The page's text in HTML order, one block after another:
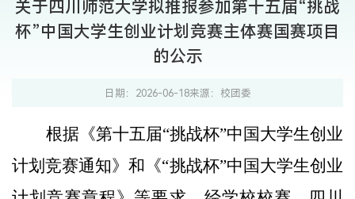
关于四川师范大学拟推报参加第十五届“挑战
杯”中国大学生创业计划竞赛主体赛国赛项目
的公示
日期：2026-06-18来源：校团委
根据《第十五届“挑战杯”中国大学生创业
计划竞赛通知》和《“挑战杯”中国大学生创业